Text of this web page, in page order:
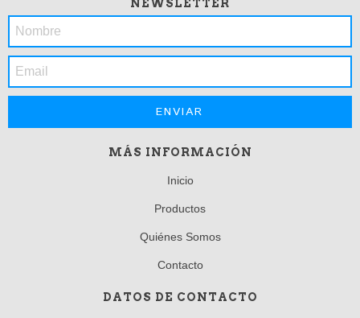
NEWSLETTER
MÁS INFORMACIÓN
Inicio
Productos
Quiénes Somos
Contacto
DATOS DE CONTACTO